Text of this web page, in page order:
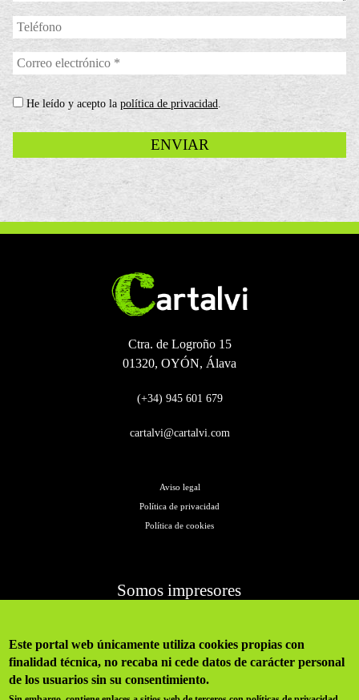
Teléfono
Correo
electrónico
*
politica
privacidad
He leído y acepto la política de privacidad
Ctra. de Logroño 15
01320, OYÓN, Álava
(+34) 945 601 679
cartalvi@cartalvi.com
Aviso legal
Política de privacidad
Política de cookies
Somos impresores
Cartalvi
Impresión
Bag in box
Este portal web únicamente utiliza cookies propias con
finalidad técnica, no recaba ni cede datos de carácter personal
de los usuarios sin su consentimiento.